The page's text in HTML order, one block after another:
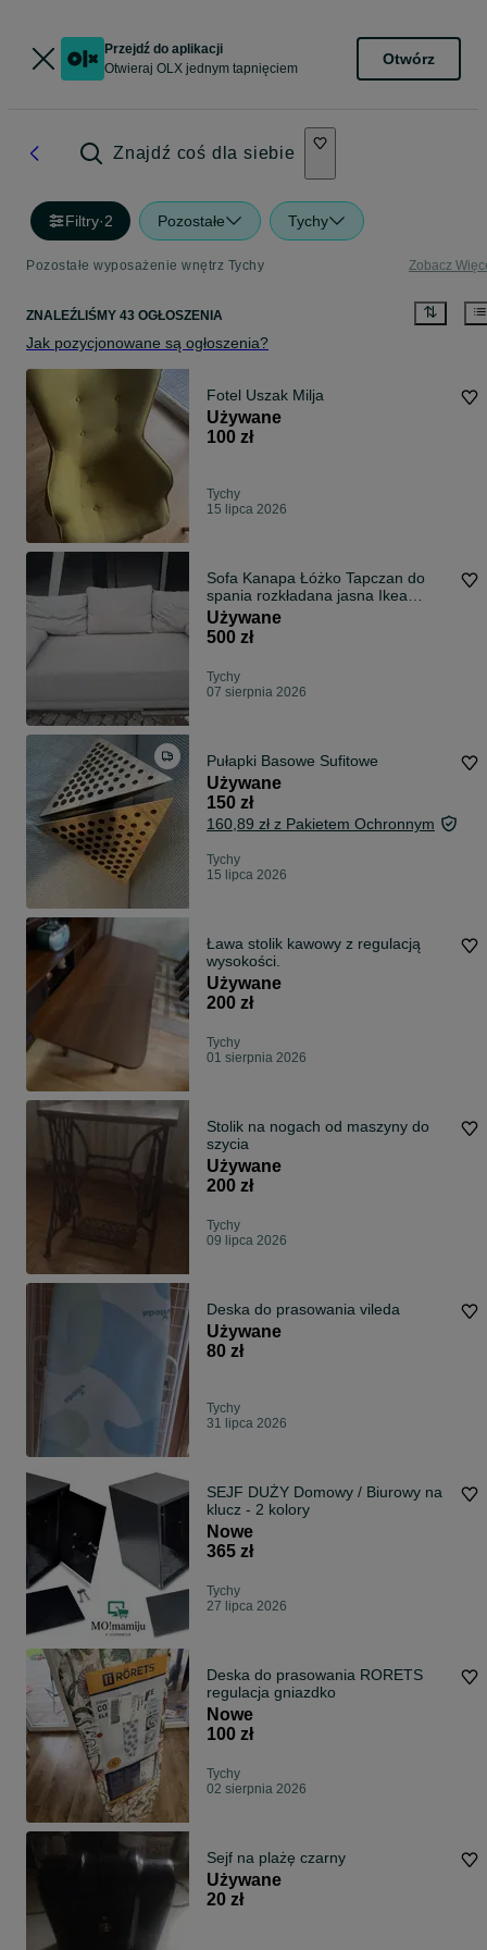
Przejdź do aplikacji
Otwieraj OLX jednym tapnięciem
Otwórz
Znajdź coś dla siebie
Filtry·2 Pozostałe Tychy
Pozostałe wyposażenie wnętrz Tychy Zobacz
ZNALEŹLIŚMY 43 OGŁOSZENIA
Jak pozycjonowane są ogłoszenia?
Fotel Uszak Milja
Używane
100 zł
Tychy
15 lipca 2026
Sofa Kanapa Łóżko Tapczan do
spania rozkładana jasna Ikea
schowek 90x190 Transport
Używane
500 zł
Tychy
07 sierpnia 2026
Pułapki Basowe Sufitowe
Używane
150 zł
160,89 zł z Pakietem Ochronnym
Tychy
15 lipca 2026
Ława stolik kawowy z regulacją
wysokości.
Używane
200 zł
Tychy
01 sierpnia 2026
Stolik na nogach od maszyny do
szycia
Używane
200 zł
Tychy
09 lipca 2026
Deska do prasowania vileda
Używane
80 zł
Tychy
31 lipca 2026
SEJF DUŻY Domowy / Biurowy na
klucz - 2 kolory
Nowe
365 zł
Tychy
27 lipca 2026
Deska do prasowania RORETS
regulacja gniazdko
Nowe
100 zł
Tychy
02 sierpnia 2026
Sejf na plażę czarny
Używane
20 zł